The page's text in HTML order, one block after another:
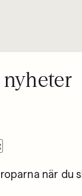
nyheter
när du